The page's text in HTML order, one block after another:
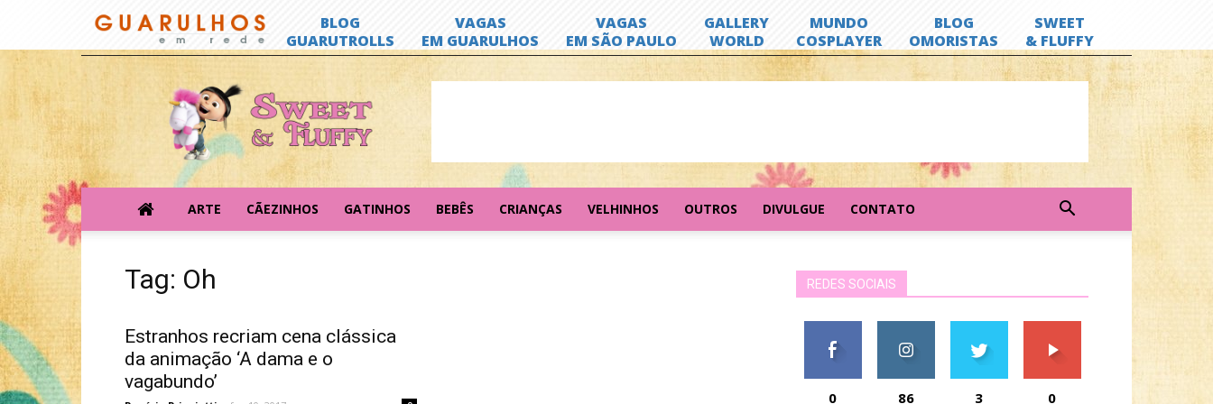
Sweet
&
Fluffy
ARTE CÃEZINHOS GATINHOS BEBÊS CRIANÇAS VELHINHOS OUTROS DIVULGUE CONTATO
Tag: Oh
Estranhos recriam cena clássica
da animação ‘A dama e o
vagabundo’
REDES SOCIAIS
0 86 3 0